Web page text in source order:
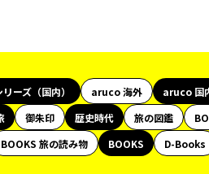
ーズ（国内） aruco 海外 aruco 国
御朱印 歴史時代 旅の図鑑
BOOKS 旅の読み物 BOOKS
D-Books